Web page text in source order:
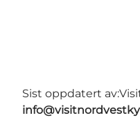
Sist oppdatert av: